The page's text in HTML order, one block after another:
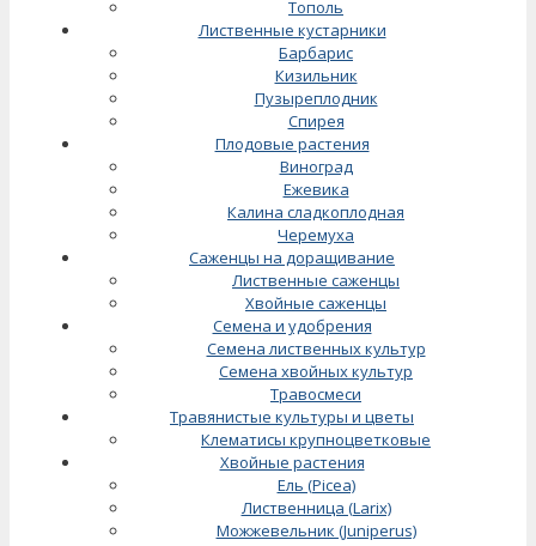
Тополь
Лиственные кустарники
Барбарис
Кизильник
Пузыреплодник
Спирея
Плодовые растения
Виноград
Ежевика
Калина сладкоплодная
Черемуха
Саженцы на доращивание
Лиственные саженцы
Хвойные саженцы
Семена и удобрения
Семена лиственных культур
Семена хвойных культур
Травосмеси
Травянистые культуры и цветы
Клематисы крупноцветковые
Хвойные растения
Ель (Picea)
Лиственница (Larix)
Можжевельник (Juniperus)